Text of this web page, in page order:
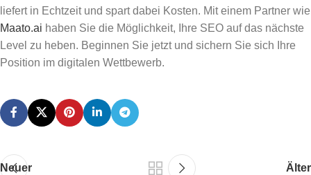
liefert in Echtzeit und spart dabei Kosten. Mit einem Partner wie
Maato.ai haben Sie die Möglichkeit, Ihre SEO auf das nächste
Level zu heben. Beginnen Sie jetzt und sichern Sie sich Ihre
Position im digitalen Wettbewerb.
Neuer Älter